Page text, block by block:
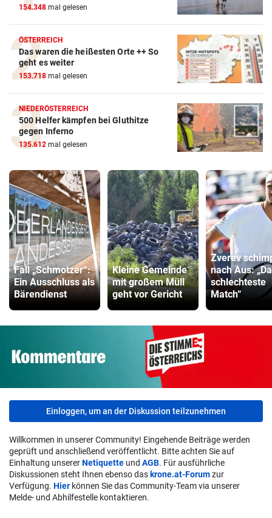
154.348 mal gelesen
ÖSTERREICH
Das waren die heißesten Orte ++ So
geht es weiter
153.718 mal gelesen
NIEDERÖSTERREICH
500 Helfer kämpfen bei Gluthitze
gegen Inferno
135.612 mal gelesen
Fall „Schmotzer“:
Ein Ausschluss als
Bärendienst
Kleine Gemeinde
mit großem Müll
geht vor Gericht
Zverev
nach Aus:
schlechteste
Match“
Einloggen, um an der Diskussion teilzunehmen
Willkommen in unserer Community! Eingehende Beiträge werden
geprüft und anschließend veröffentlicht. Bitte achten Sie auf
Einhaltung unsererNetiquette und AGB. Für ausführliche
Diskussionen steht Ihnen ebenso das krone.at-Forumzur
Verfügung. Hier können Sie das Community-Team via unserer
Melde- und Abhilfestelle kontaktieren.